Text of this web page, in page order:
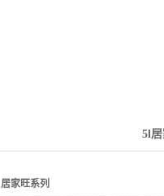
5l
居家旺系列